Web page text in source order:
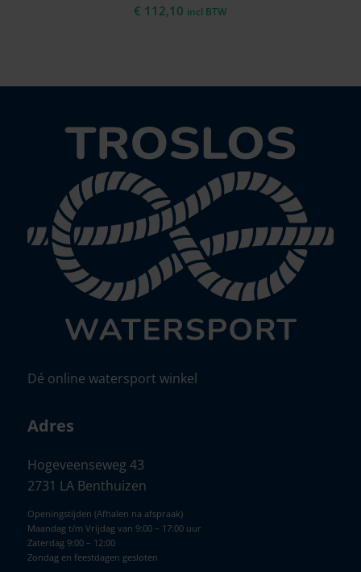
€ 112,10 incl BTW
Dé online watersport winkel
Adres
Hogeveenseweg 43
2731 LA Benthuizen
Openingstijden (Afhalen na afspraak)
Maandag t/m Vrijdag van 9:00 – 17:00 uur
Zaterdag 9:00 – 12:00
Zondag en feestdagen gesloten